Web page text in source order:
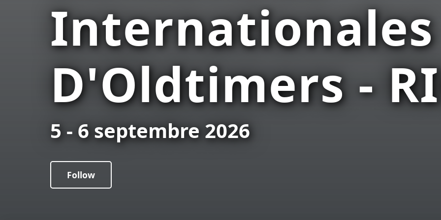
Internationales
D'Oldtimers -
5 - 6 septembre 2026
Follow